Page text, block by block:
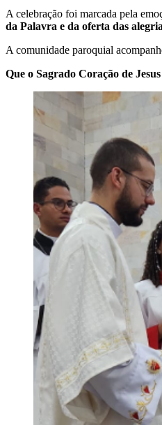
A celebração foi marcada pela
da Palavra e da oferta das
A comunidade paroquial
Que o Sagrado Coração de